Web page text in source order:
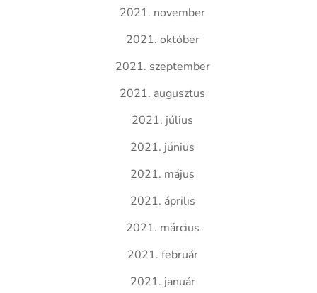
2021. november
2021. október
2021. szeptember
2021. augusztus
2021. július
2021. június
2021. május
2021. április
2021. március
2021. február
2021. január